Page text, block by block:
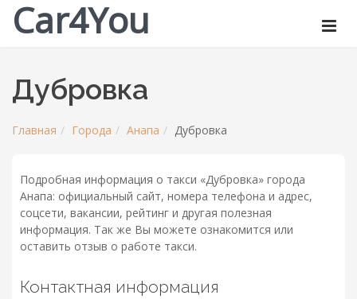
Car4You
Дубровка
Главная Города Анапа Дубровка
Подробная информация о такси «Дубровка» города
Анапа: официальный сайт, номера телефона и адрес,
соцсети, вакансии, рейтинг и другая полезная
информация. Так же Вы можете ознакомится или
оставить отзыв о работе такси.
Контактная информация